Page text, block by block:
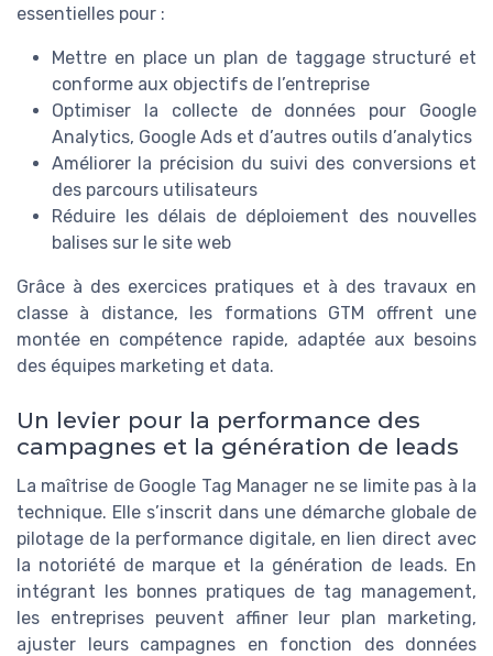
essentielles pour :
Mettre en place un plan de taggage structuré et
conforme aux objectifs de l’entreprise
Optimiser la collecte de données pour Google
Analytics, Google Ads et d’autres outils d’analytics
Améliorer la précision du suivi des conversions et
des parcours utilisateurs
Réduire les délais de déploiement des nouvelles
balises sur le site web
Grâce à des exercices pratiques et à des travaux en
classe à distance, les formations GTM offrent une
montée en compétence rapide, adaptée aux besoins
des équipes marketing et data.
Un levier pour la performance des
campagnes et la génération de leads
La maîtrise de Google Tag Manager ne se limite pas à la
technique. Elle s’inscrit dans une démarche globale de
pilotage de la performance digitale, en lien direct avec
la notoriété de marque et la génération de leads. En
intégrant les bonnes pratiques de tag management,
les entreprises peuvent affiner leur plan marketing,
ajuster leurs campagnes en fonction des données